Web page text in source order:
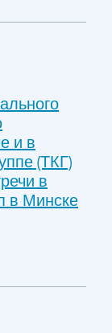
и в
(ТКГ)
в
в Минске